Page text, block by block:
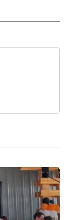
ABOUT